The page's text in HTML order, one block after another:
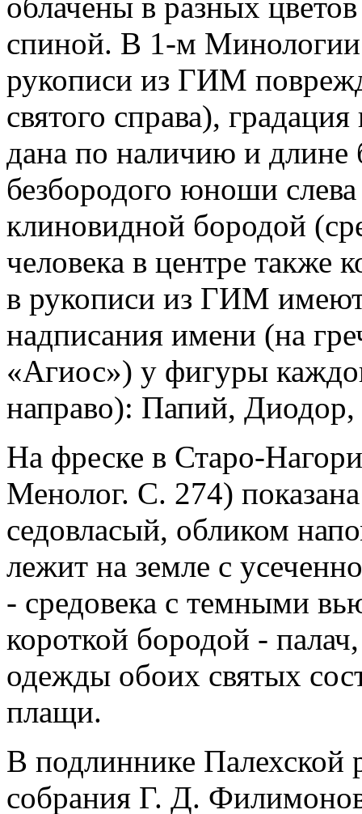
облачены в разных
спиной. В 1-м Минологии
рукописи из ГИМ
святого справа),
дана по наличию и длине
безбородого юноши
клиновидной бородой
человека в центре также
в рукописи из ГИМ
надписания имени (на
«Агиос») у фигуры
направо): Папий, Диодор,
На фреске в Старо-
Менолог. С. 274)
седовласый, обликом
лежит на земле с
- средовека с темными
короткой бородой -
одежды обоих святых
плащи.
В подлиннике Палехской
собрания Г. Д.